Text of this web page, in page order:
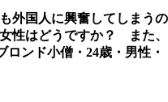
外国人に興奮してしまうの
性はどうですか？ また、
ンド小僧・24歳・男性・